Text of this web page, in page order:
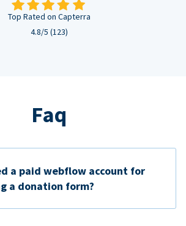
Top Rated on Capterra
4.8/5 (123)
Faq
a paid webflow account for
a donation form?